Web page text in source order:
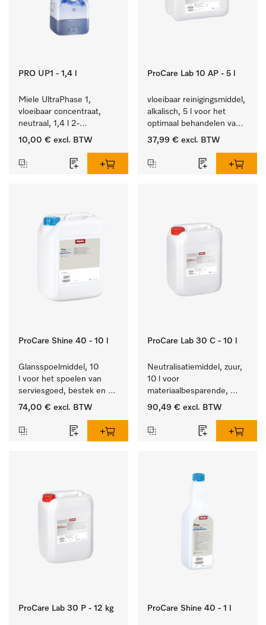
PRO UP1 - 1,4 l
Miele UltraPhase 1,
vloeibaar concentraat,
neutraal, 1,4 l 2-
componentenwasmiddel
wasgoed.
10,00 € excl. BTW
ProCare Lab 10 AP - 5 l
vloeibaar reinigingsmiddel,
alkalisch, 5 l voor het
optimaal behandelen van
laboratoriumhulpstukken.
37,99 € excl. BTW
ProCare Shine 40 - 10 l
Glansspoelmiddel, 10
l voor het spoelen van
serviesgoed, bestek en
ideaal voor glazen.
74,00 € excl. BTW
ProCare Lab 30 C - 10 l
Neutralisatiemiddel, zuur,
10 l voor
materiaalbesparende,
machinale reiniging van
gerei.
90,49 € excl. BTW
ProCare Lab 30 P - 12 kg ProCare Shine 40 - 1 l